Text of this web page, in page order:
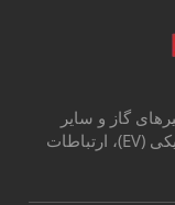
گاز و سایر
مواد جدید برای لوله‌کشی، خودروهای الکتریکی (EV)، ارتباطات